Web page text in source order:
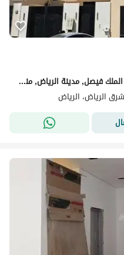
فيلا للبيع في شارع ابن أبي العيون, حي الملك فيصل, مدينة الرياض, منطقة الرياض
الرياض، الرياض